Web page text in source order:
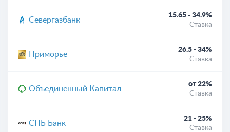
Севергазбанк
15.65 - 34.9%
Ставка
Приморье
26.5 - 34%
Ставка
Объединенный Капитал
от 22%
Ставка
СПБ Банк
21 - 25%
Ставка